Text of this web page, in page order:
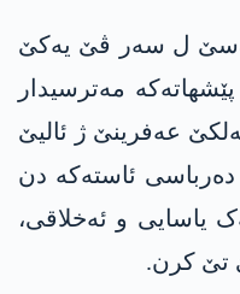
ل سەر ڤێ یەکێ
مەترسیدار
عه‌فرینێ ژ ئالیێ
ئاستەکە دن
یاسایی و ئەخلاقی،
تێ کرن.